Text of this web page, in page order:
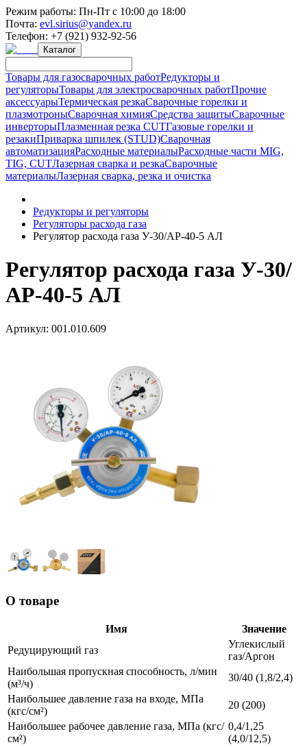
Режим работы: Пн-Пт с 10:00 до 18:00
Почта: evl.sirius@yandex.ru
Телефон: +7 (921) 932-92-56
Каталог
Товары для газосварочных работРедукторы и
регуляторыТовары для электросварочных работПрочие
аксессуарыТермическая резкаСварочные горелки и
плазмотроныСварочная химияСредства защитыСварочные
инверторыПлазменная резка CUTГазовые горелки и
резакиПриварка шпилек (STUD)Сварочная
автоматизацияРасходные материалыРасходные части MIG,
TIG, CUTЛазерная сварка и резкаСварочные
материалыЛазерная сварка, резка и очистка
Редукторы и регуляторы
Регуляторы расхода газа
Регулятор расхода газа У-30/АР-40-5 АЛ
Регулятор расхода газа У-30/
АР-40-5 АЛ
Артикул: 001.010.609
О товаре
Имя
Значение
Редуцирующий газ
Углекислый
газ/Аргон
Наибольшая пропускная способность, л/мин
(м³/ч)
30/40 (1,8/2,4)
Наибольшее давление газа на входе, МПа
(кгс/см²)
20 (200)
Наибольшее рабочее давление газа, МПа (кгс/
см²)
0,4/1,25
(4,0/12,5)